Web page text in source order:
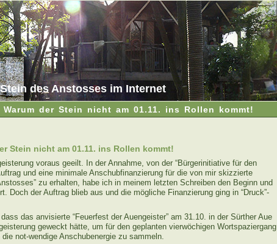
des Anstosses im Internet
der Stein nicht am 01.11. ins Rollen kommt!
Stein nicht am 01.11. ins Rollen kommt!
voraus geeilt. In der Annahme, von der “Bürgerinitiative für den
und eine minimale Anschubfinanzierung für die von mir skizzierte
zu erhalten, habe ich in meinem letzten Schreiben den Beginn und
Doch der Auftrag blieb aus und die mögliche Finanzierung ging in “Druck”-
das anvisierte “Feuerfest der Auengeister” am 31.10. in der Sürther Aue
geweckt hätte, um für den geplanten vierwöchigen Wortspaziergang
not-wendige Anschubenergie zu sammeln.